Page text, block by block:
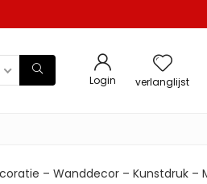
Login verlanglijst
– Wanddecor – Kunstdruk –